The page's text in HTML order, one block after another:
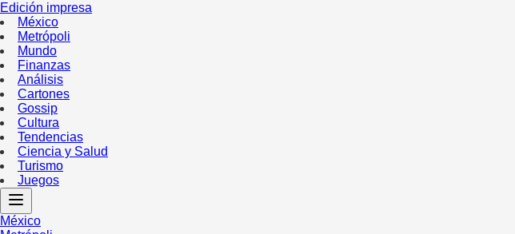
Edición impresa
México
Metrópoli
Mundo
Finanzas
Análisis
Cartones
Gossip
Cultura
Tendencias
Ciencia y Salud
Turismo
Juegos
México